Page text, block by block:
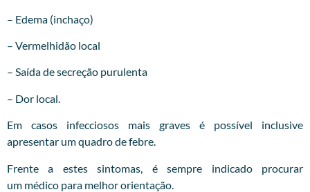
– Edema (inchaço)
– Vermelhidão local
– Saída de secreção purulenta
– Dor local.
Em casos infecciosos mais graves é possível inclusive
apresentar um quadro de febre.
Frente a estes sintomas, é sempre indicado procurar
um médico para melhor orientação.